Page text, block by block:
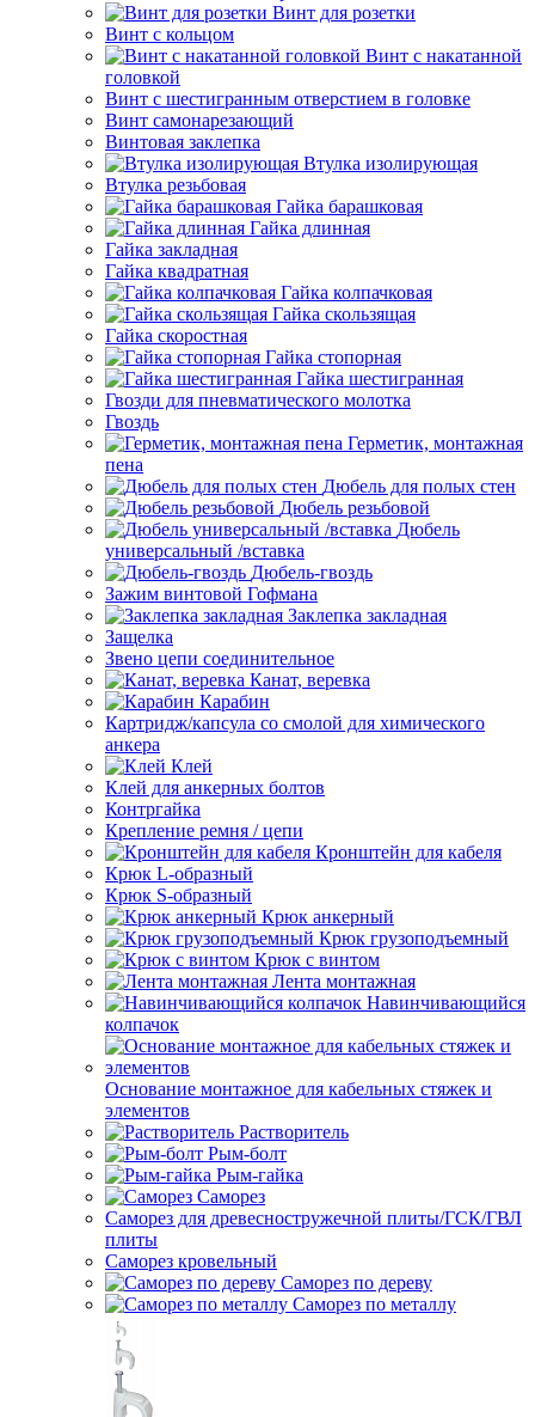
Винт для розетки
Винт с кольцом
Винт с накатанной
головкой
Винт с шестигранным отверстием в головке
Винт самонарезающий
Винтовая заклепка
Втулка изолирующая
Втулка резьбовая
Гайка барашковая
Гайка длинная
Гайка закладная
Гайка квадратная
Гайка колпачковая
Гайка скользящая
Гайка скоростная
Гайка стопорная
Гайка шестигранная
Гвозди для пневматического молотка
Гвоздь
Герметик, монтажная
пена
Дюбель для полых стен
Дюбель резьбовой
Дюбель
универсальный /вставка
Дюбель-гвоздь
Зажим винтовой Гофмана
Заклепка закладная
Защелка
Звено цепи соединительное
Канат, веревка
Карабин
Картридж/капсула со смолой для химического
анкера
Клей
Клей для анкерных болтов
Контргайка
Крепление ремня / цепи
Кронштейн для кабеля
Крюк L-образный
Крюк S-образный
Крюк анкерный
Крюк грузоподъемный
Крюк с винтом
Лента монтажная
Навинчивающийся
колпачок
Основание монтажное для кабельных стяжек и
элементов
Растворитель
Рым-болт
Рым-гайка
Саморез
Саморез для древесностружечной плиты/ГСК/ГВЛ
плиты
Саморез кровельный
Саморез по дереву
Саморез по металлу